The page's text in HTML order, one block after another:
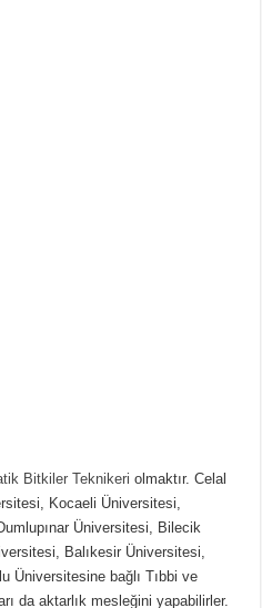
Bitkiler Teknikeri olmaktır. Celal
Kocaeli Üniversitesi,
Üniversitesi, Bilecik
Balıkesir Üniversitesi,
Üniversitesine bağlı Tıbbi ve
da aktarlık mesleğini yapabilirler.